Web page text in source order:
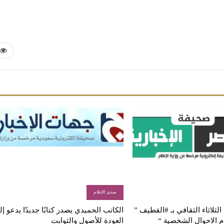
الثقافي بـ #القطيف ”
الاحوال الشخصية “
صدى الإعلام
الكاتب الحميدي يصدر كتابًا جديدًا يدعو
العودة للأصول والثوابت